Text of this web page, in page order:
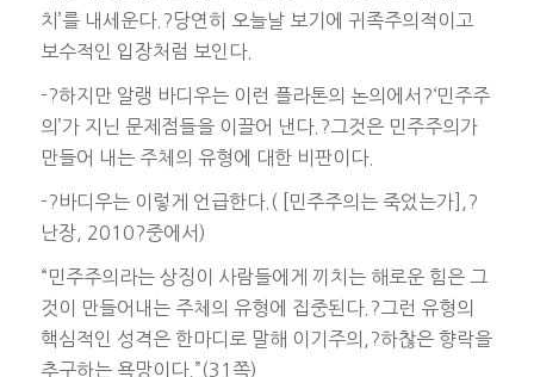
치’를 내세운다.?당연히 오늘날 보기에 귀족주의적이고
보수적인 입장처럼 보인다.
-?하지만 알랭 바디우는 이런 플라톤의 논의에서?‘민주주
의’가 지닌 문제점들을 이끌어 낸다.?그것은 민주주의가
만들어 내는 주체의 유형에 대한 비판이다.
-?바디우는 이렇게 언급한다.( [민주주의는 죽었는가],?
난장, 2010?중에서)
“민주주의라는 상징이 사람들에게 끼치는 해로운 힘은 그
것이 만들어내는 주체의 유형에 집중된다.?그런 유형의
핵심적인 성격은 한마디로 말해 이기주의,?하찮은 향락을
추구하는 욕망이다.”(31쪽)